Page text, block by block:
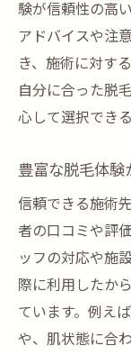
脱毛
脱毛経
工夫
つなが
アトピー肌
アトピ
の工夫
脱毛経
法
敏感肌
験が信頼性の高
アドバイスや注
き、施術に対す
自分に合った脱
心して選択できる
豊富な脱毛体験
信頼できる施術
者の口コミや評
ッフの対応や施
際に利用したか
ています。例え
や、肌状態に合